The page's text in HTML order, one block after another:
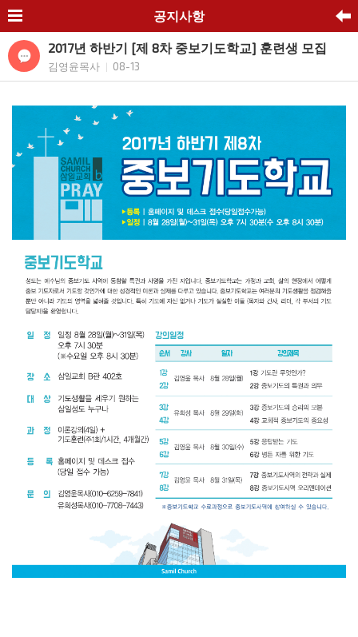
공지사항
2017년 하반기 [제 8차 중보기도학교] 훈련생 모집
김영윤목사 08-13